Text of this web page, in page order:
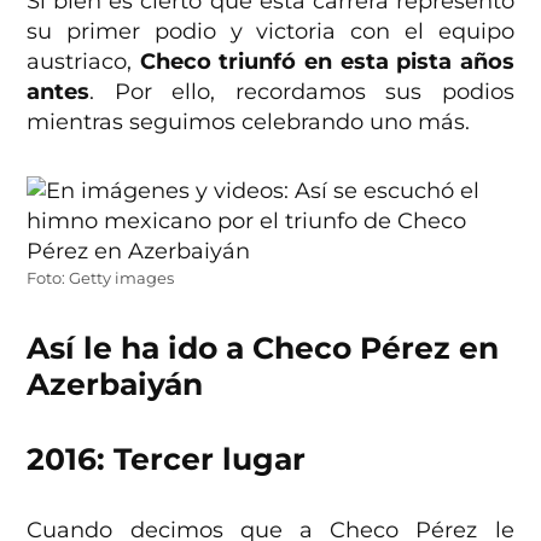
su primer podio y victoria con el equipo
austriaco, Checo triunfó en esta pista años
antes. Por ello, recordamos sus podios
mientras seguimos celebrando uno más.
Foto: Getty images
Así le ha ido a Checo Pérez en
Azerbaiyán
2016: Tercer lugar
Cuando decimos que a Checo Pérez le